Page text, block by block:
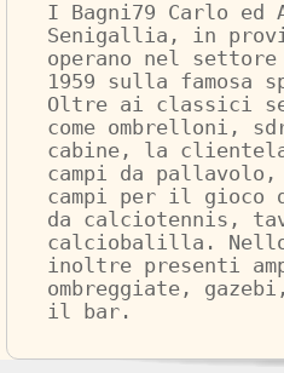
I Bagni79 Carlo ed
Senigallia, in
operano nel
1959 sulla
Oltre ai classici
come ombrelloni,
cabine, la
campi da
campi per il gioco
da calciotennis,
calciobalilla.
inoltre presenti
ombreggiate,
il bar.